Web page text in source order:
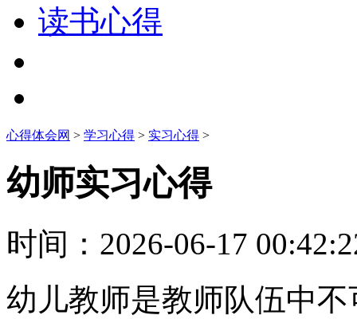
读书心得
心得体会网 > 学习心得 > 实习心得 >
幼师实习心得
时间： 2026-06-17
幼儿教师是教师队伍中